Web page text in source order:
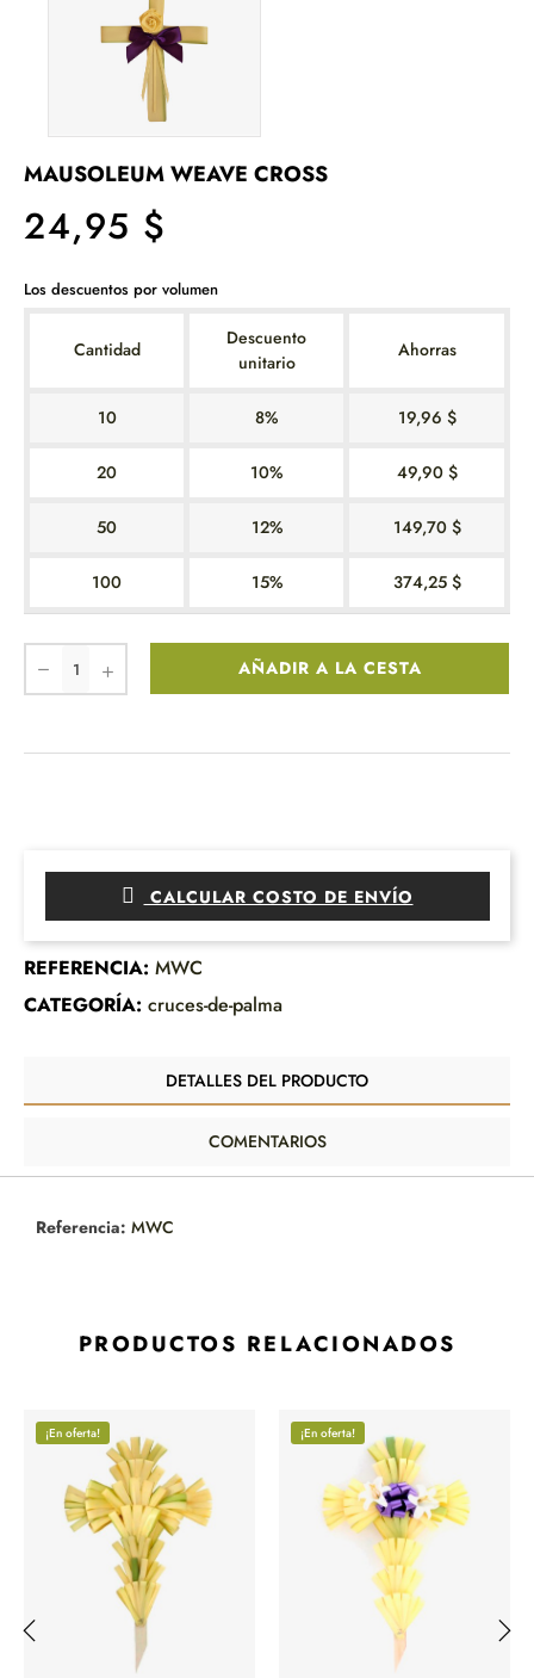
MAUSOLEUM WEAVE CROSS
24,95 $
Los descuentos por volumen
Cantidad
Descuento
unitario
Ahorras
10 8% 19,96 $
20 10% 49,90 $
50 12% 149,70 $
100 15% 374,25 $
AÑADIR A LA CESTA
CALCULAR COSTO DE ENVÍO
REFERENCIA: MWC
CATEGORÍA: cruces-de-palma
DETALLES DEL PRODUCTO
COMENTARIOS
Referencia: MWC
PRODUCTOS RELACIONADOS
¡En oferta! ¡En oferta!